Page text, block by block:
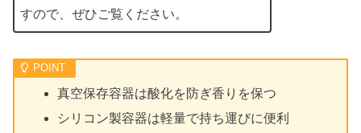
すので、ぜひご覧ください。
真空保存容器は酸化を防ぎ香りを保つ
シリコン製容器は軽量で持ち運びに便利